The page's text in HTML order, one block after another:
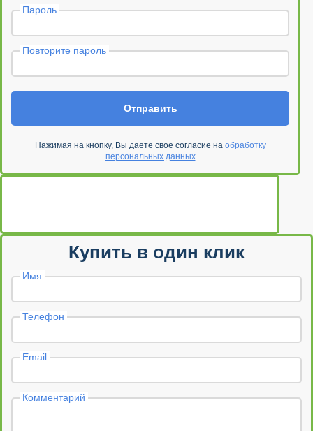
Пароль
Повторите пароль
Отправить
Нажимая на кнопку, Вы даете свое согласие на обработку
персональных данных
Купить в один клик
Имя
Телефон
Email
Комментарий